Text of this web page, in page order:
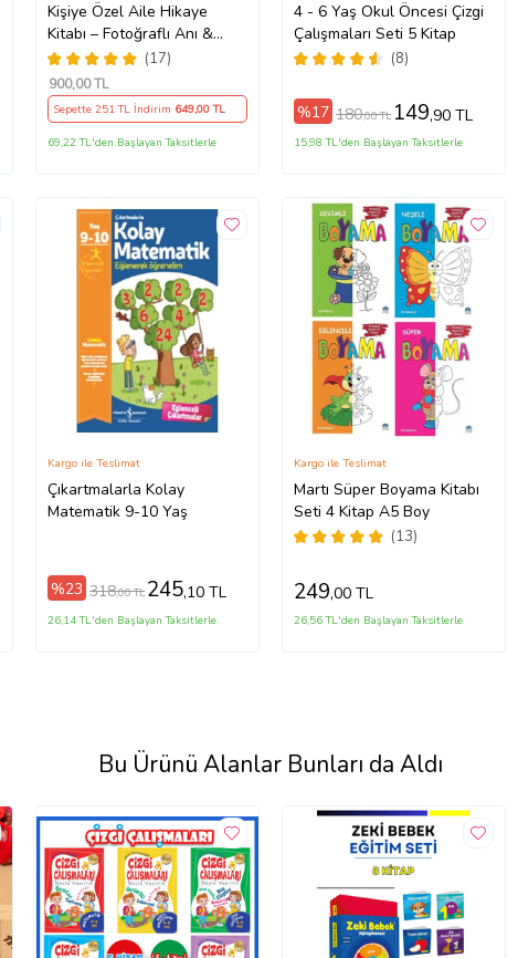
Kişiye Özel Aile Hikaye
Kitabı – Fotoğraflı Anı &
Masal Kitabı
(17)
900,00 TL
Sepette 251 TL İndirim 649,00 TL
69,22 TL'den Başlayan Taksitlerle
4 - 6 Yaş Okul Öncesi Çizgi
Çalışmaları Seti 5 Kitap
(8)
%17 180,00 TL 149,90 TL
15,98 TL'den Başlayan Taksitlerle
Çıkartmalarla Kolay
Matematik 9-10 Yaş
Kargo ile Teslimat
%23 318,00 TL 245,10 TL
26,14 TL'den Başlayan Taksitlerle
Martı Süper Boyama Kitabı
Seti 4 Kitap A5 Boy
(13)
Kargo ile Teslimat
249,00 TL
26,56 TL'den Başlayan Taksitlerle
Bu Ürünü Alanlar Bunları da Aldı